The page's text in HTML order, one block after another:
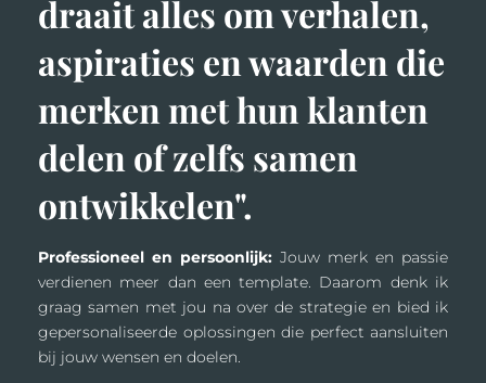
draait alles om verhalen,
aspiraties en waarden die
merken met hun klanten
delen of zelfs samen
ontwikkelen".
Professioneel en persoonlijk: Jouw merk en passie
verdienen meer dan een template. Daarom denk ik
graag samen met jou na over de strategie en bied ik
gepersonaliseerde oplossingen die perfect aansluiten
bij jouw wensen en doelen.